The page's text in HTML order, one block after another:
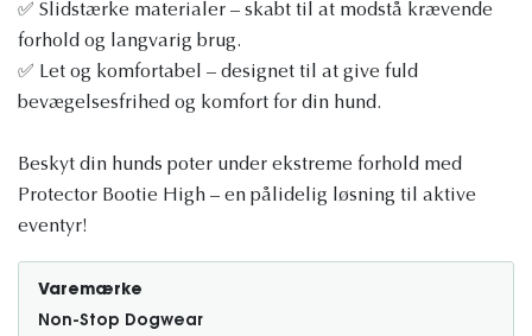
✅ Slidstærke materialer – skabt til at modstå krævende
forhold og langvarig brug.
✅ Let og komfortabel – designet til at give fuld
bevægelsesfrihed og komfort for din hund.
Beskyt din hunds poter under ekstreme forhold med
Protector Bootie High – en pålidelig løsning til aktive
eventyr!
Varemærke
Non-Stop Dogwear